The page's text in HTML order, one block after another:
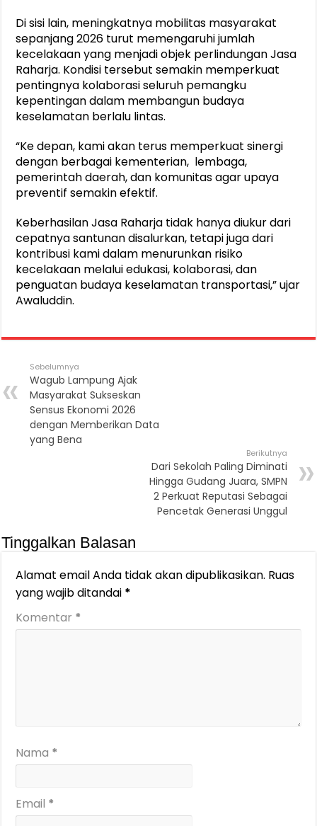
Di sisi lain, meningkatnya mobilitas masyarakat
sepanjang 2026 turut memengaruhi jumlah
kecelakaan yang menjadi objek perlindungan Jasa
Raharja. Kondisi tersebut semakin memperkuat
pentingnya kolaborasi seluruh pemangku
kepentingan dalam membangun budaya
keselamatan berlalu lintas.
“Ke depan, kami akan terus memperkuat sinergi
dengan berbagai kementerian, lembaga,
pemerintah daerah, dan komunitas agar upaya
preventif semakin efektif.
Keberhasilan Jasa Raharja tidak hanya diukur dari
cepatnya santunan disalurkan, tetapi juga dari
kontribusi kami dalam menurunkan risiko
kecelakaan melalui edukasi, kolaborasi, dan
penguatan budaya keselamatan transportasi,” ujar
Awaluddin.
Sebelumnya
Wagub Lampung Ajak
Masyarakat Sukseskan
Sensus Ekonomi 2026
dengan Memberikan Data
yang Bena
Berikutnya
Dari Sekolah Paling Diminati
Hingga Gudang Juara, SMPN
2 Perkuat Reputasi Sebagai
Pencetak Generasi Unggul
Tinggalkan Balasan
Alamat email Anda tidak akan dipublikasikan. Ruas
yang wajib ditandai *
Komentar *
Nama *
Email *